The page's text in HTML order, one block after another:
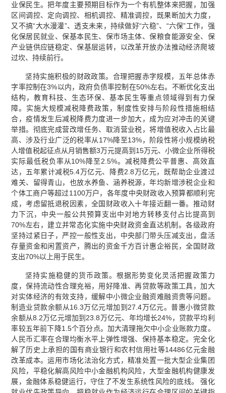
业保民生。把年度主要预期目标作为一个有机整体来把握，加强
区间调控、定向调控、相机调控、精准调控，既果断加大力度，
又不搞“大水漫灌”、透支未来，持续做好“六稳”、“六保”工作，强
化保居民就业、保基本民生、保市场主体、保粮食能源安全、保
产业链供应链稳定、保基层运转，以改革开放办法推动经济爬坡
过坎、持续前行。
坚持实施积极的财政政策。合理把握赤字规模，五年总体赤
字率控制在3%以内，政府负债率控制在50%左右。不断优化支出
结构，教育科技、生态环保、基本民生等重点领域得到有力保
障。实施大规模减税降费政策，制度性安排与阶段性措施相结
合，疫情发生后减税降费力度进一步加大，成为应对冲击的关键
举措。彻底完成营改增任务、取消营业税，将增值税收入占比最
高、涉及行业广泛的税率从17%降至13%，阶段性将小规模纳税
人增值税起征点从月销售额3万元提高到15万元、小微企业所得税
实际最低税负率从10%降至2.5%。减税降费公平普惠、高效直
达，五年累计减税5.4万亿元、降费2.8万亿元，既帮助企业渡过
难关、留得青山，也放水养鱼、涵养税源，年均新增涉税企业和
个体工商户等超过1100万户，各年度中央财政收入预算都顺利完
成，考虑留抵退税因素，全国财政收入十年接近翻一番。推动财
力下沉，中央一般公共预算支出中对地方转移支付占比提高到
70%左右，建立并常态化实施中央财政资金直达机制。各级政府
坚持过紧日子，严控一般性支出，中央部门带头压减支出，盘活
存量资金和闲置资产，腾出的资金千方百计惠企裕民，全国财政
支出70%以上用于民生。
坚持实施稳健的货币政策。根据形势变化灵活把握政策力
度，保持流动性合理充裕，用好降准、再贷款等政策工具，加大
对实体经济的有效支持，缓解中小微企业融资难融资贵等问题。
制造业贷款余额从16.3万亿元增加到27.4万亿元。普惠小微贷款
余额从8.2万亿元增加到23.8万亿元、年均增长24%，贷款平均利
率较五年前下降1.5个百分点。加大清理拖欠中小企业账款力度。
人民币汇率在合理均衡水平上弹性增强、保持基本稳定。完全化
解了历史上承担的国有商业银行和农村信用社等14486亿元金融
改革成本。运用市场化法治化方式，精准处置一批大型企业集团
风险，平稳化解高风险中小金融机构风险，大型金融机构健康发
展，金融体系稳健运行，守住了不发生系统性风险的底线。 强化